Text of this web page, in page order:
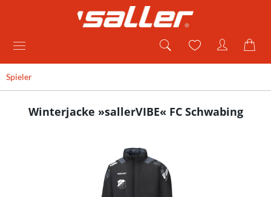
Spieler
Winterjacke »sallerVIBE« FC Schwabing